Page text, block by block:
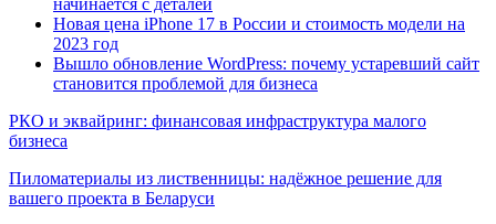
Новая цена iPhone 17 в России и стоимость модели на
2023 год
Вышло обновление WordPress: почему устаревший сайт
становится проблемой для бизнеса
РКО и эквайринг: финансовая инфраструктура малого
бизнеса
Пиломатериалы из лиственницы: надёжное решение для
вашего проекта в Беларуси